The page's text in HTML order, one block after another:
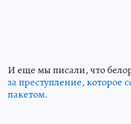
И еще мы писали, что
за преступление, которое
пакетом.